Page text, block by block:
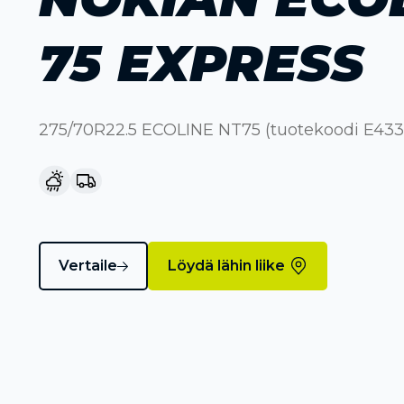
75 EXPRESS
275/70R22.5 ECOLINE NT75 (tuotekoodi
Vertaile Löydä lähin liike